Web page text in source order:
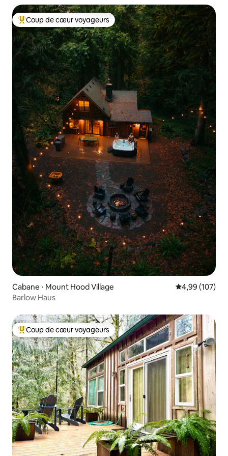
Coups de cœur voyageurs les plus appréciés
Coup de cœur voyageurs
Cabane ⋅ Mount Hood Village Évaluation
4,99 (107)
Barlow Haus
Coups de cœur voyageurs les plus appréciés
Coup de cœur voyageurs